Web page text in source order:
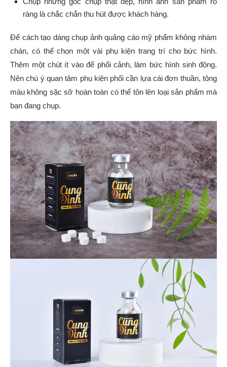
ràng là chắc chắn thu hút được khách hàng.
Để cách tạo dáng chụp ảnh quảng cáo mỹ phẩm không nhàm
chán, có thể chọn một vài phụ kiện trang trí cho bức hình.
Thêm một chút ít vào để phối cảnh, làm bức hình sinh động.
Nên chú ý quan tâm phụ kiện phối cần lựa cái đơn thuần, tông
màu không sặc sỡ hoàn toàn có thể tôn lên loại sản phẩm mà
bạn đang chụp.